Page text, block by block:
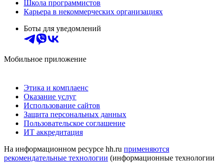
Школа программистов
Карьера в некоммерческих организациях
Боты для уведомлений
Мобильное приложение
Этика и комплаенс
Оказание услуг
Использование сайтов
Защита персональных данных
Пользовательское соглашение
ИТ аккредитация
На информационном ресурсе hh.ru применяются
рекомендательные технологии (информационные технологии